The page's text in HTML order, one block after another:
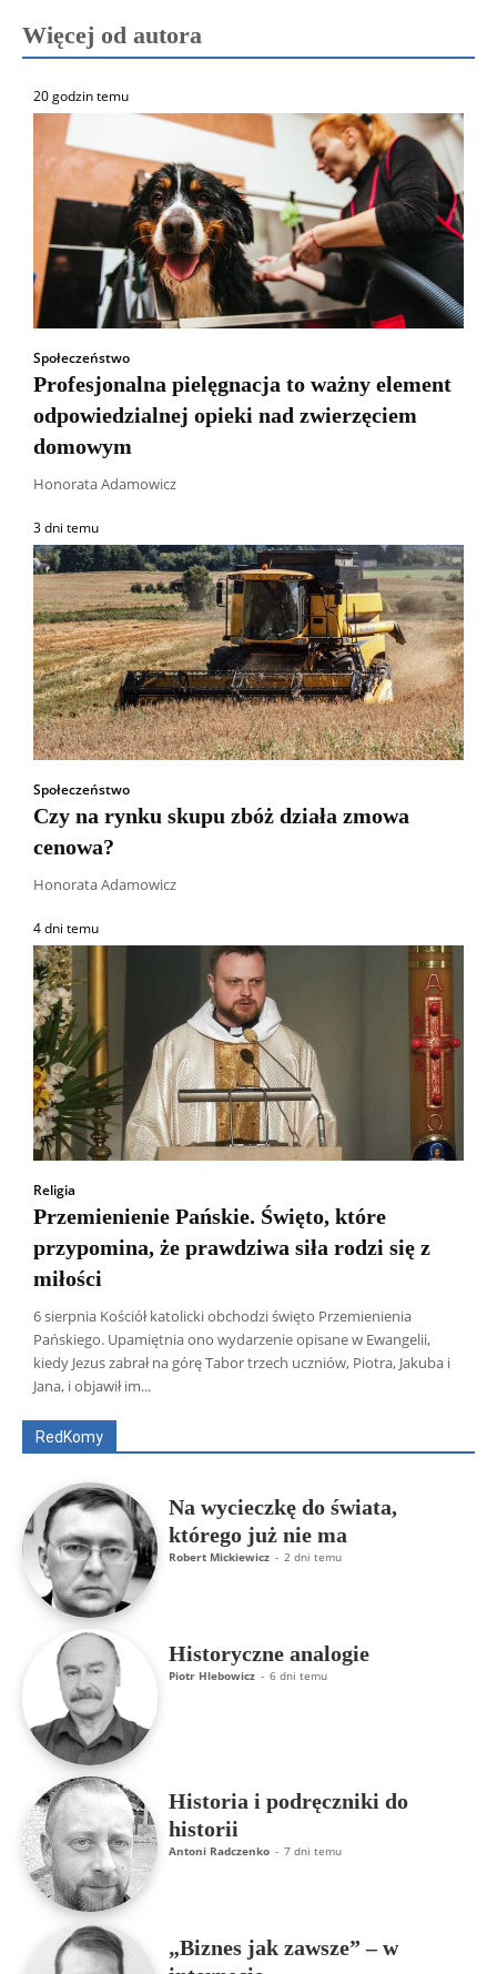
Więcej od autora
20 godzin temu
Społeczeństwo
Profesjonalna pielęgnacja to ważny element
odpowiedzialnej opieki nad zwierzęciem
domowym
Honorata Adamowicz
3 dni temu
Społeczeństwo
Czy na rynku skupu zbóż działa zmowa
cenowa?
Honorata Adamowicz
4 dni temu
Religia
Przemienienie Pańskie. Święto, które
przypomina, że prawdziwa siła rodzi się z
miłości
6 sierpnia Kościół katolicki obchodzi święto Przemienienia
Pańskiego. Upamiętnia ono wydarzenie opisane w Ewangelii,
kiedy Jezus zabrał na górę Tabor trzech uczniów, Piotra, Jakuba i
Jana, i objawił im...
RedKomy
Wszyscy Aleksander Borowik
Antoni Radczenko
Artur Płokszto
Grzegorz Górny
Na wycieczkę do świata,
którego już nie ma
Robert Mickiewicz - 2 dni temu
Historyczne analogie
Piotr Hlebowicz - 6 dni temu
Historia i podręczniki do
historii
Antoni Radczenko - 7 dni temu
„Biznes jak zawsze” – w